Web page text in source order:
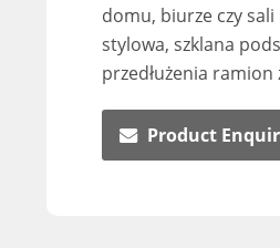
domu, biurze czy sali
stylowa, szklana
przedłużenia
Product